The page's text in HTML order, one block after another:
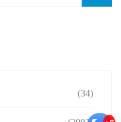
(34)